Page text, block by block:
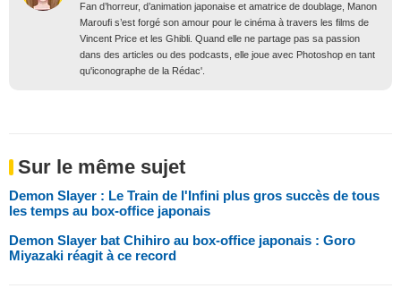
Fan d’horreur, d’animation japonaise et amatrice de doublage, Manon
Maroufi s’est forgé son amour pour le cinéma à travers les films de
Vincent Price et les Ghibli. Quand elle ne partage pas sa passion
dans des articles ou des podcasts, elle joue avec Photoshop en tant
qu'iconographe de la Rédac'.
Sur le même sujet
Demon Slayer : Le Train de l'Infini plus gros succès de tous
les temps au box-office japonais
Demon Slayer bat Chihiro au box-office japonais : Goro
Miyazaki réagit à ce record